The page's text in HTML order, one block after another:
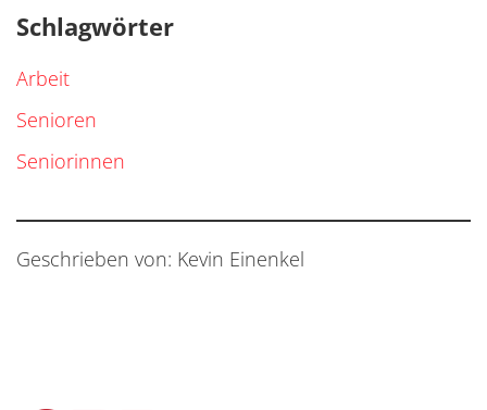
Schlagwörter
Arbeit
Senioren
Seniorinnen
Geschrieben von: Kevin Einenkel